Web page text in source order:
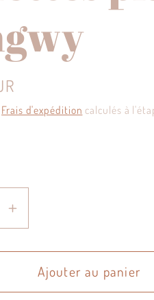
Frais d'expédition calculés à
Augmenter
la
quantité
Lot
Ajouter au panier